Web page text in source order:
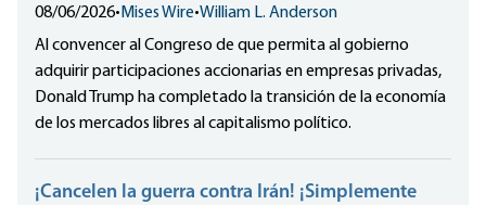
08/06/2026•Mises Wire•William L. Anderson
Al convencer al Congreso de que permita al gobierno
adquirir participaciones accionarias en empresas privadas,
Donald Trump ha completado la transición de la economía
de los mercados libres al capitalismo político.
¡Cancelen la guerra contra Irán! ¡Simplemente